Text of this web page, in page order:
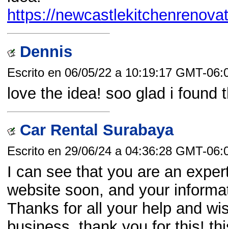
https://
Dennis
Escrito en 06/05/22 a 10:19:17 GMT-
love the idea! soo glad i found
Car Rental Surabaya
Escrito en 29/06/24 a 04:36:28 GMT-
I can see that you are an
website soon, and your
Thanks for all your help and